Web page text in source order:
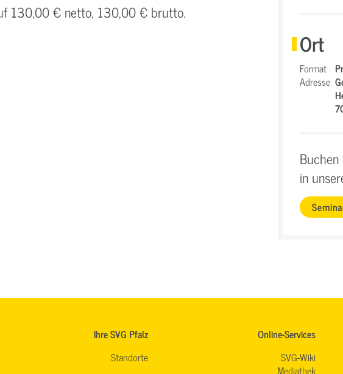
130,00 € netto, 130,00 € brutto.
Ort
Format
Adresse
in
Ihre SVG Pfalz
Standorte
Online-Services
SVG-Wiki
Mediathek